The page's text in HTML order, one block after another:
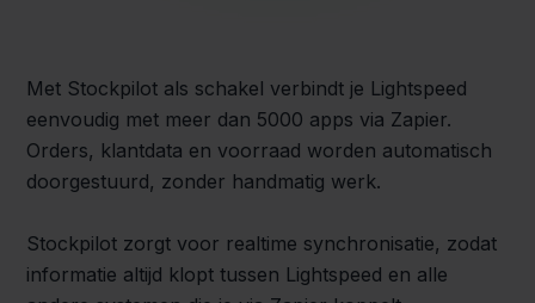
Met Stockpilot als schakel verbindt je Lightspeed
eenvoudig met meer dan 5000 apps via Zapier.
Orders, klantdata en voorraad worden automatisch
doorgestuurd, zonder handmatig werk.
Stockpilot zorgt voor realtime synchronisatie, zodat
informatie altijd klopt tussen Lightspeed en alle